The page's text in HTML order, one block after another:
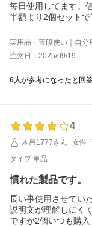
毎日使用してます。
半額より2個セットで
実用品・普段使い｜自分
注文日：2025/09/19
6人が参考になったと回
4
木昌1777さん
女性
タイプ:単品
慣れた製品です。
長い事使用させてい
説明文が理解しにく
ですが2個いつも購入